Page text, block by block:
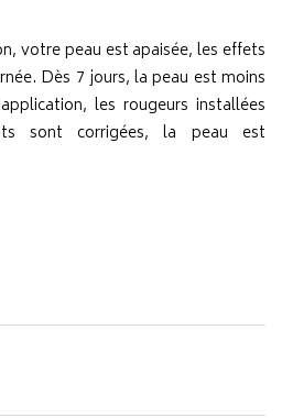
votre peau est apaisée, les effets
Dès 7 jours, la peau est moins
les rougeurs installées
sont corrigées, la peau est